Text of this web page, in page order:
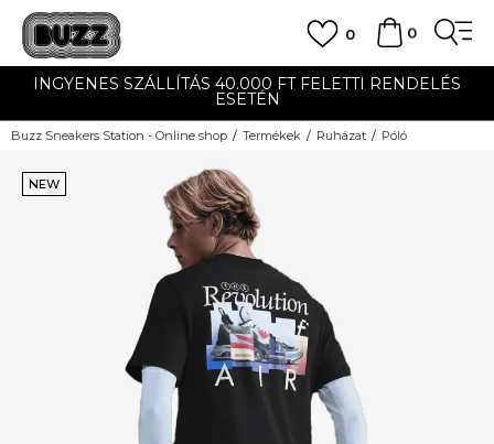
0
0
INGYENES SZÁLLÍTÁS 40.000 FT FELETTI RENDELÉS
ESETÉN
Buzz Sneakers Station - Online shop Termékek Ruházat Póló
NEW